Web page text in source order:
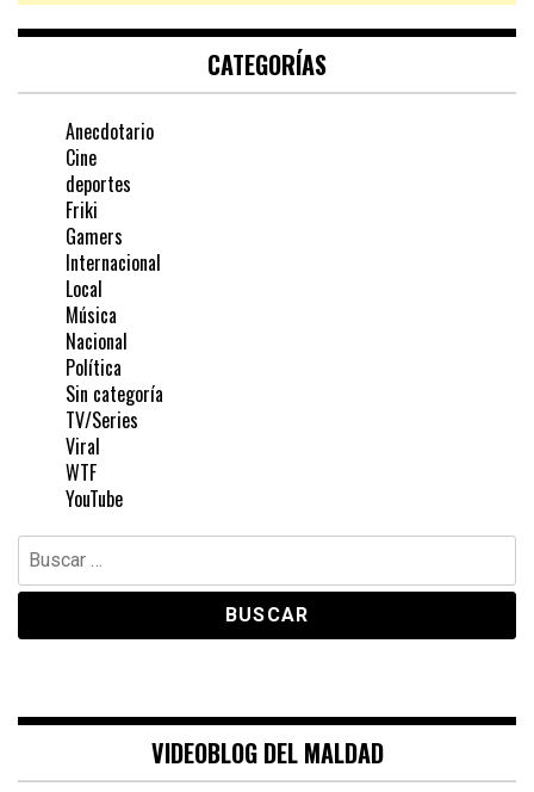
CATEGORÍAS
Anecdotario
Cine
deportes
Friki
Gamers
Internacional
Local
Música
Nacional
Política
Sin categoría
TV/Series
Viral
WTF
YouTube
Buscar:
VIDEOBLOG DEL MALDAD